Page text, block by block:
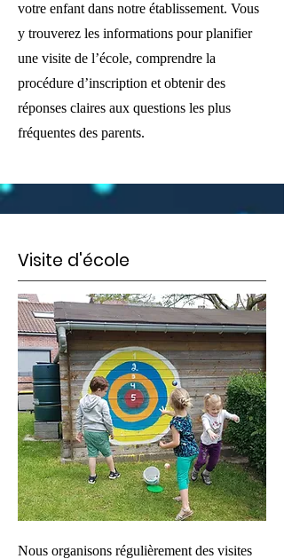
votre enfant dans notre établissement. Vous
y trouverez les informations pour planifier
une visite de l’école, comprendre la
procédure d’inscription et obtenir des
réponses claires aux questions les plus
fréquentes des parents.
Visite d'école
Nous organisons régulièrement des visites